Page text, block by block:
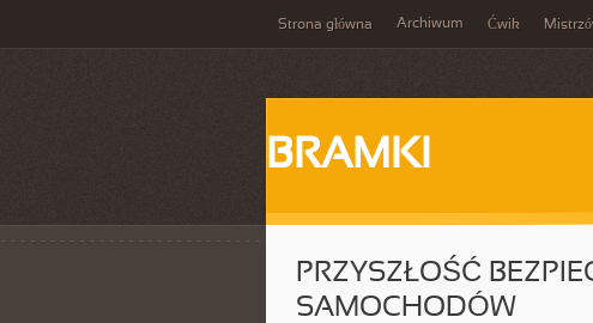
Strona główna Archiwum Ćwik
BRAMKI
PRZYSZŁOŚĆ
SAMOCHODÓW